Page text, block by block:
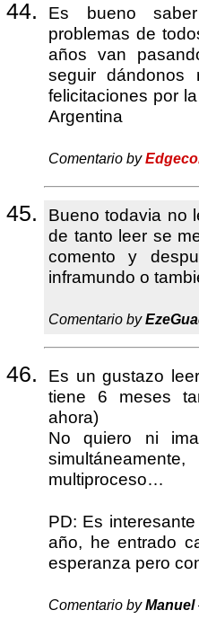
Es bueno
problemas de
años van
seguir dándonos
felicitaciones por
Argentina
Comentario by
Bueno todavia no
de tanto leer se
comento y
inframundo o
Comentario by
Es un gustazo
tiene 6 meses
ahora)
No quiero ni
multiproceso…
PD: Es
año, he entrado
esperanza pero
Comentario byManuel